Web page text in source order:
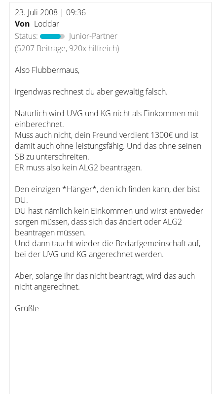
23. Juli 2008 | 09:36
Von Loddar
Status:
Junior-Partner
(5207 Beiträge, 920x hilfreich)
Also Flubbermaus,
irgendwas rechnest du aber gewaltig falsch.
Natürlich wird UVG und KG nicht als Einkommen mit
einberechnet.
Muss auch nicht, dein Freund verdient 1300€ und ist
damit auch ohne leistungsfähig. Und das ohne seinen
SB zu unterschreiten.
ER muss also kein ALG2 beantragen.
Den einzigen *Hänger*, den ich finden kann, der bist
DU.
DU hast nämlich kein Einkommen und wirst entweder
sorgen müssen, dass sich das ändert oder ALG2
beantragen müssen.
Und dann taucht wieder die Bedarfgemeinschaft auf,
bei der UVG und KG angerechnet werden.
Aber, solange ihr das nicht beantragt, wird das auch
nicht angerechnet.
Grüßle